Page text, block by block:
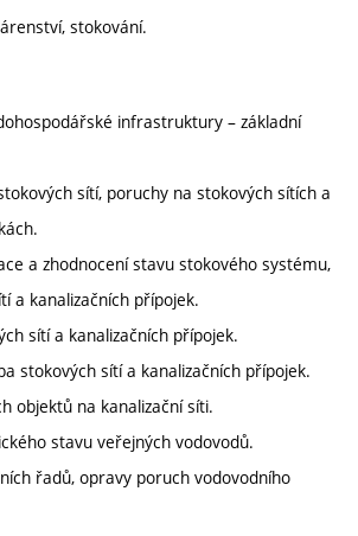
stokování.
infrastruktury – základní
sítí, poruchy na stokových sítích a
a zhodnocení stavu stokového systému,
a kanalizačních přípojek.
sítí a kanalizačních přípojek.
stokových sítí a kanalizačních přípojek.
objektů na kanalizační síti.
stavu veřejných vodovodů.
řadů, opravy poruch vodovodního